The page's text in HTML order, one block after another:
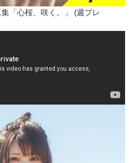
「心桜、咲く。」 (週プレ